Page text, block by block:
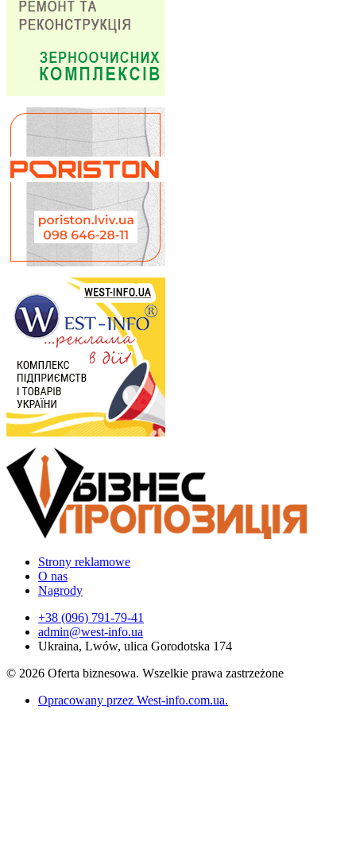
Strony reklamowe
O nas
Nagrody
+38 (096) 791-79-41
admin@west-info.ua
Ukraina, Lwów, ulica Gorodotska 174
© 2026 Oferta biznesowa. Wszelkie prawa zastrzeżone
Opracowany przez West-info.com.ua.